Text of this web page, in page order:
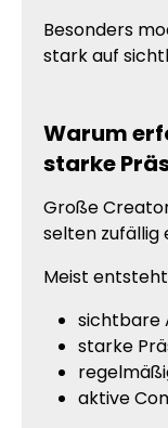
Besonders
stark auf
Warum
starke
Große
selten zufällig
Meist
sichtbare
starke
aktive